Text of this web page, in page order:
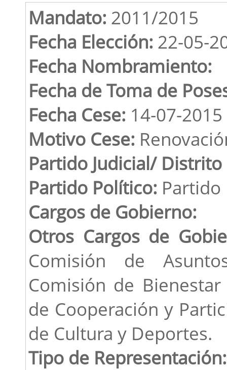
Mandato: 2011/2015
Fecha Elección: 22-05-
Fecha Nombramiento:
Fecha de Toma de
Fecha Cese: 14-07-2015
Motivo Cese:
Partido Judicial/ Distrito
Partido Político: Partido
Cargos de Gobierno:
Otros Cargos de
Comisión de
Comisión de
de Cooperación y
de Cultura y Deportes.
Tipo de Representación: